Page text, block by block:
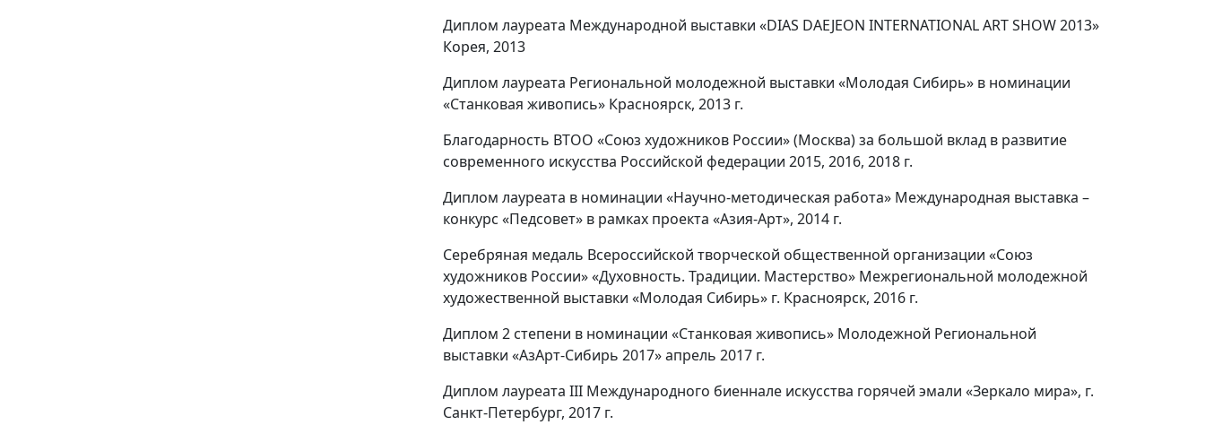
Диплом лауреата Международной выставки «DIAS DAEJEON INTERNATIONAL ART SHOW 2013»
Корея, 2013
Диплом лауреата Региональной молодежной выставки «Молодая Сибирь» в номинации
«Станковая живопись» Красноярск, 2013 г.
Благодарность ВТОО «Союз художников России» (Москва) за большой вклад в развитие
современного искусства Российской федерации 2015, 2016, 2018 г.
Диплом лауреата в номинации «Научно-методическая работа» Международная выставка –
конкурс «Педсовет» в рамках проекта «Азия-Арт», 2014 г.
Серебряная медаль Всероссийской творческой общественной организации «Союз
художников России» «Духовность. Традиции. Мастерство» Межрегиональной молодежной
художественной выставки «Молодая Сибирь» г. Красноярск, 2016 г.
Диплом 2 степени в номинации «Станковая живопись» Молодежной Региональной
выставки «АзАрт-Сибирь 2017» апрель 2017 г.
Диплом лауреата III Международного биеннале искусства горячей эмали «Зеркало мира», г.
Санкт-Петербург, 2017 г.